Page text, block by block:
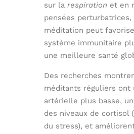
sur larespiration et en
pensées
méditation peut
système immunitaire
une meilleure santé
Des recherches
méditants réguliers ont
artérielle plus basse,
des niveaux de cortisol
du stress), et